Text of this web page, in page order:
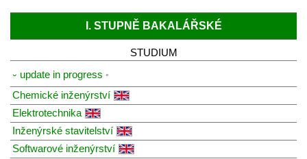
I. STUPNĚ BAKALÁŘSKÉ
STUDIUM
⏑ update in progress
Chemické inženýrství
Elektrotechnika
Inženýrské stavitelství
Softwarové inženýrství